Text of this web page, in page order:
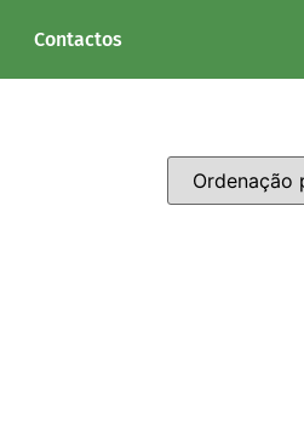
Contactos